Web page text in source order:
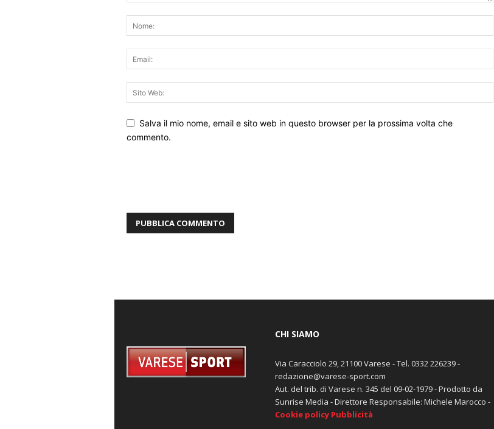
Salva il mio nome, email e sito web in questo browser per la prossima volta che
commento.
CHI SIAMO
Via Caracciolo 29, 21100 Varese - Tel. 0332 226239 -
redazione@varese-sport.com
Aut. del trib. di Varese n. 345 del 09-02-1979 - Prodotto da
Sunrise Media - Direttore Responsabile: Michele Marocco -
Cookie policy Pubblicità